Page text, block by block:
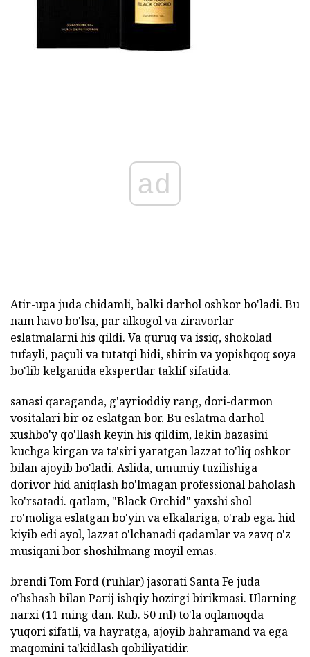
ad
Atir-upa juda chidamli, balki darhol oshkor bo'ladi. Bu
nam havo bo'lsa, par alkogol va ziravorlar
eslatmalarni his qildi. Va quruq va issiq, shokolad
tufayli, paçuli va tutatqi hidi, shirin va yopishqoq soya
bo'lib kelganida ekspertlar taklif sifatida.
sanasi qaraganda, g'ayrioddiy rang, dori-darmon
vositalari bir oz eslatgan bor. Bu eslatma darhol
xushbo'y qo'llash keyin his qildim, lekin bazasini
kuchga kirgan va ta'siri yaratgan lazzat to'liq oshkor
bilan ajoyib bo'ladi. Aslida, umumiy tuzilishiga
dorivor hid aniqlash bo'lmagan professional baholash
ko'rsatadi. qatlam, "Black Orchid" yaxshi shol
ro'moliga eslatgan bo'yin va elkalariga, o'rab ega. hid
kiyib edi ayol, lazzat o'lchanadi qadamlar va zavq o'z
musiqani bor shoshilmang moyil emas.
brendi Tom Ford (ruhlar) jasorati Santa Fe juda
o'hshash bilan Parij ishqiy hozirgi birikmasi. Ularning
narxi (11 ming dan. Rub. 50 ml) to'la oqlamoqda
yuqori sifatli, va hayratga, ajoyib bahramand va ega
maqomini ta'kidlash qobiliyatidir.